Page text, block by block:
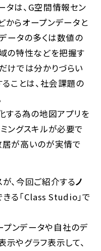
は、G空間情報セン
らオープンデータと
ータの多くは数値の
の特性などを把握す
けでは分かりづらい
ることは、社会課題の
する為の地図アプリを
ングスキルが必要で
が高いのが実情で
、今回ご紹介するノ
きる「Class Studio」で
プンデータや自社のデ
やグラフ表示して、